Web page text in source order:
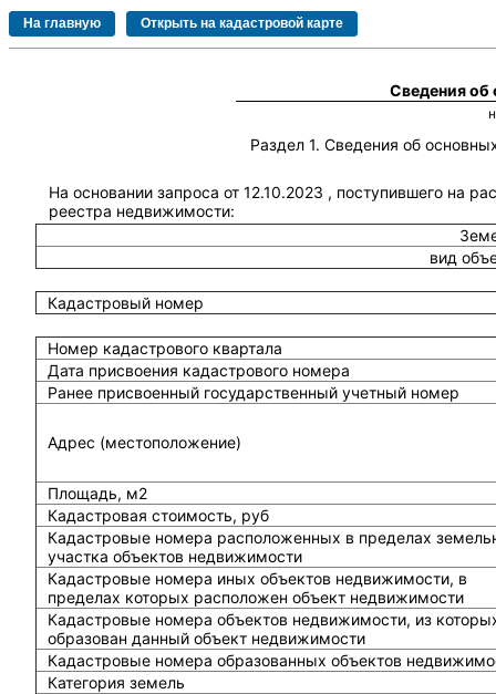
Сведения
Раздел 1. Сведения об
На основании запроса от 12.10.2023 , поступившего на
реестра недвижимости:
вид
Кадастровый номер
Номер кадастрового квартала
Дата присвоения кадастрового номера
Ранее присвоенный государственный учетный номер
Адрес (местоположение)
Площадь, м2
Кадастровая стоимость, руб
Кадастровые номера расположенных в пределах
участка объектов недвижимости
Кадастровые номера иных объектов недвижимости, в
пределах которых расположен объект недвижимости
Кадастровые номера объектов недвижимости, из
образован данный объект недвижимости
Кадастровые номера образованных объектов
Категория земель